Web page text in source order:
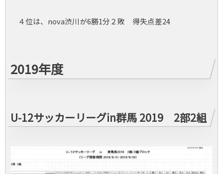
４位は、nova渋川が6勝1分２敗 得失点差24
2019年度
U-12サッカーリーグin群馬 2019 2部2組